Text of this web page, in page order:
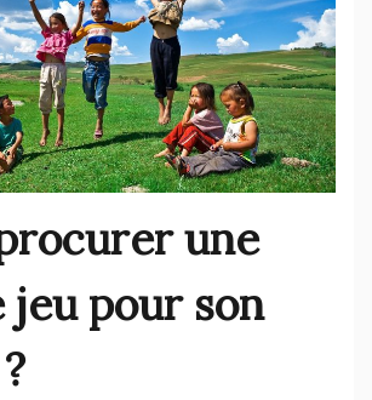
une
jeu pour son